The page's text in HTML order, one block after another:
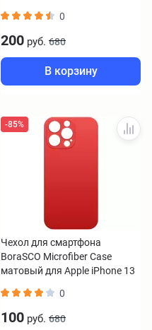
0
200 руб. 680
В корзину
-85%
Чехол для смартфона
BoraSCO Microfiber Case
матовый для Apple iPhone 13
0
100 руб. 680